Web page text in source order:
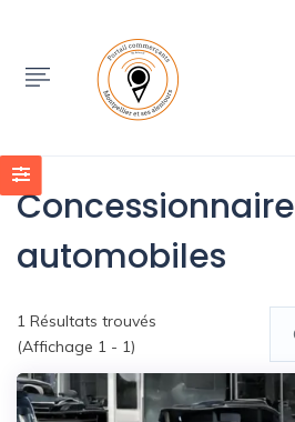
automobiles
1 Résultats trouvés
(Affichage 1 - 1)